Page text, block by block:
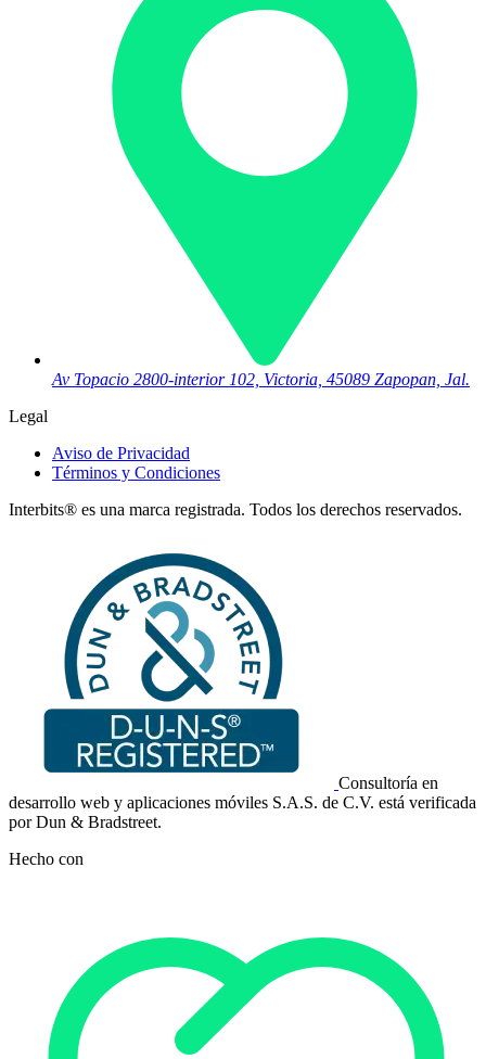
Av Topacio 2800-interior 102, Victoria, 45089 Zapopan, Jal.
Legal
Aviso de Privacidad
Términos y Condiciones
Interbits® es una marca registrada. Todos los derechos reservados.
Consultoría en
desarrollo web y aplicaciones móviles S.A.S. de C.V. está verificada
por Dun & Bradstreet.
Hecho con